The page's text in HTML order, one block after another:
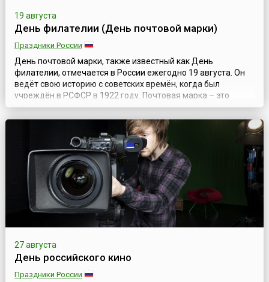
19 августа
День филателии (День почтовой марки)
Праздники России
День почтовой марки, также известный как День
филателии, отмечается в России ежегодно 19 августа. Он
ведёт свою историю с советских времён, когда был
учреждён в РСФСР в 1922 году. Почтовая марка – это
ценная бумага, специальный знак почтовой оплаты,
который из простого листка бумаги превратился в ценный
«экспонат». Ведь по маркам можно знать об истории
страны, ее общественном строе и культуре....
27 августа
День российского кино
Праздники России